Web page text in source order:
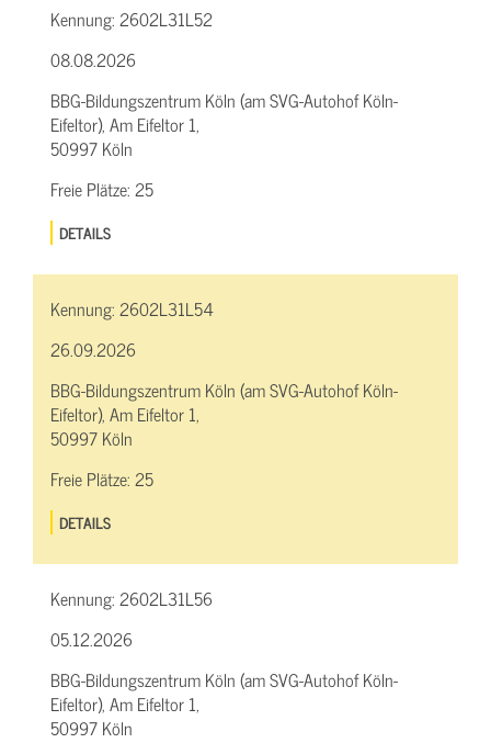
Kennung:2602L31L52
08.08.2026
BBG-Bildungszentrum Köln (am SVG-Autohof Köln-
Eifeltor), Am Eifeltor 1,
50997 Köln
Freie Plätze:25
DETAILS
Kennung:2602L31L54
26.09.2026
BBG-Bildungszentrum Köln (am SVG-Autohof Köln-
Eifeltor), Am Eifeltor 1,
50997 Köln
Freie Plätze:25
DETAILS
Kennung:2602L31L56
05.12.2026
BBG-Bildungszentrum Köln (am SVG-Autohof Köln-
Eifeltor), Am Eifeltor 1,
50997 Köln